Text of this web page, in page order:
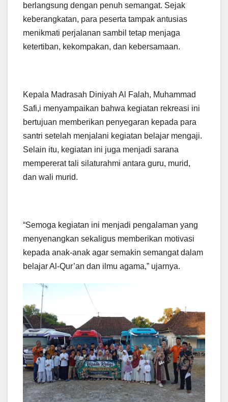
berlangsung dengan penuh semangat. Sejak
keberangkatan, para peserta tampak antusias
menikmati perjalanan sambil tetap menjaga
ketertiban, kekompakan, dan kebersamaan.
Kepala Madrasah Diniyah Al Falah, Muhammad
Safi,i menyampaikan bahwa kegiatan rekreasi ini
bertujuan memberikan penyegaran kepada para
santri setelah menjalani kegiatan belajar mengaji.
Selain itu, kegiatan ini juga menjadi sarana
mempererat tali silaturahmi antara guru, murid,
dan wali murid.
“Semoga kegiatan ini menjadi pengalaman yang
menyenangkan sekaligus memberikan motivasi
kepada anak-anak agar semakin semangat dalam
belajar Al-Qur’an dan ilmu agama,” ujarnya.